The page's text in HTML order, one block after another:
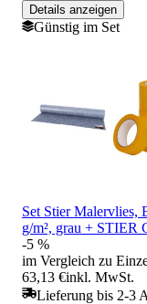
Details anzeigen
Günstig im Set
Set Stier Malervlies,
g/m², grau + STIER
-5 %
im Vergleich zu
63,13 €inkl. MwSt.
Lieferung bis 2-3